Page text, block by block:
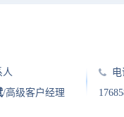
人
/高级客户经理